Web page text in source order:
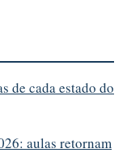
de cada estado do
aulas retornam